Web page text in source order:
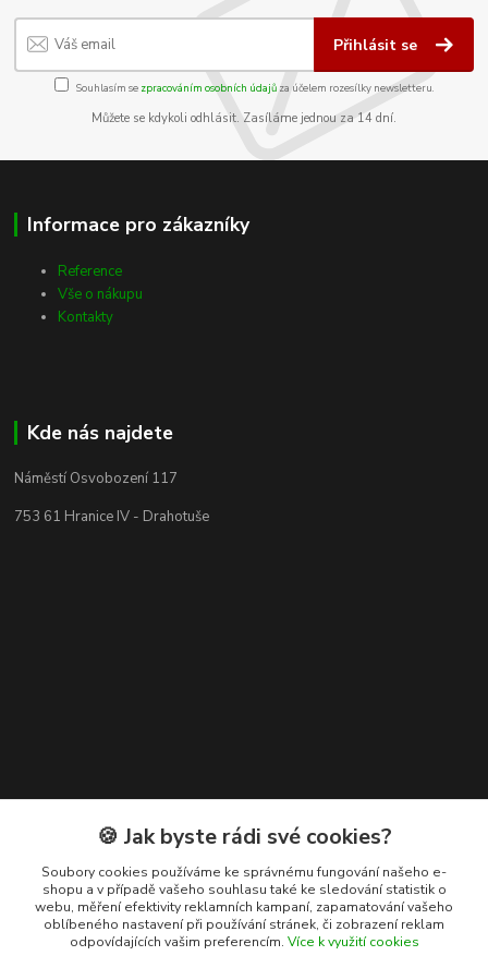
Přihlásit se
Souhlasím se zpracováním osobních údajůza účelem rozesílky newsletteru.
Můžete se kdykoli odhlásit. Zasíláme jednou za 14 dní.
Informace pro zákazníky
Reference
Vše o nákupu
Kontakty
Kde nás najdete
Náměstí Osvobození 117
753 61 Hranice IV - Drahotuše
Kontakty
+420 608 400 554
(Po-Pá, 8-15 hod.)
ekohas@ekohas.cz
🍪 Jak byste rádi své cookies?
Soubory cookies používáme ke správnému fungování našeho e-
shopu a v případě vašeho souhlasu také ke sledování statistik o
webu, měření efektivity reklamních kampaní, zapamatování vašeho
oblíbeného nastavení při používání stránek, či zobrazení reklam
odpovídajících vašim preferencím. Více k využití cookies